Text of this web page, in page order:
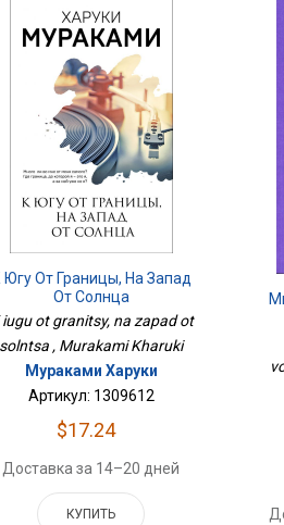
Югу От Границы, На Запад
От Солнца
iugu ot granitsy, na zapad ot
solntsa , Murakami Kharuki
Мураками Харуки
Артикул: 1309612
$17.24
Доставка за 14–20 дней
КУПИТЬ